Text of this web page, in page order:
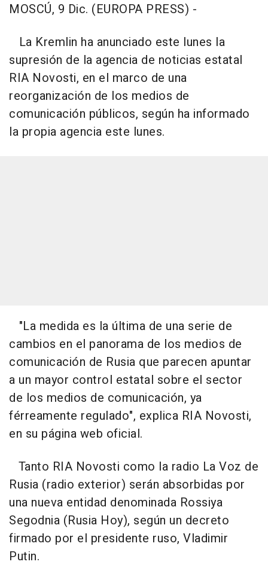
MOSCÚ, 9 Dic. (EUROPA PRESS) -
La Kremlin ha anunciado este lunes la
supresión de la agencia de noticias estatal
RIA Novosti, en el marco de una
reorganización de los medios de
comunicación públicos, según ha informado
la propia agencia este lunes.
"La medida es la última de una serie de
cambios en el panorama de los medios de
comunicación de Rusia que parecen apuntar
a un mayor control estatal sobre el sector
de los medios de comunicación, ya
férreamente regulado", explica RIA Novosti,
en su página web oficial.
Tanto RIA Novosti como la radio La Voz de
Rusia (radio exterior) serán absorbidas por
una nueva entidad denominada Rossiya
Segodnia (Rusia Hoy), según un decreto
firmado por el presidente ruso, Vladimir
Putin.